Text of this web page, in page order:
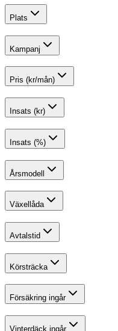
Plats
Kampanj
Pris (kr/mån)
Insats (kr)
Insats (%)
Årsmodell
Växellåda
Avtalstid
Körsträcka
Försäkring ingår
Vinterdäck ingår